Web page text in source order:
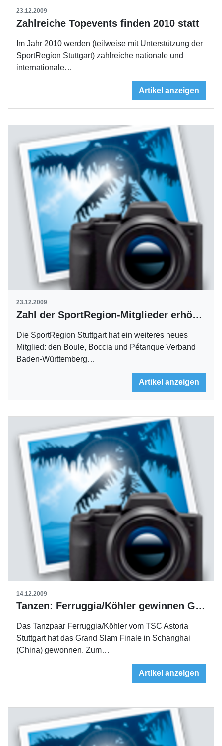
23.12.2009
Zahlreiche Topevents finden 2010 statt
Im Jahr 2010 werden (teilweise mit Unterstützung der
SportRegion Stuttgart) zahlreiche nationale und
internationale…
Artikel anzeigen
23.12.2009
Zahl der SportRegion-Mitglieder erhöht sich auf 89
Die SportRegion Stuttgart hat ein weiteres neues
Mitglied: den Boule, Boccia und Pétanque Verband
Baden-Württemberg…
Artikel anzeigen
14.12.2009
Tanzen: Ferruggia/Köhler gewinnen Grand Slam Finale
Das Tanzpaar Ferruggia/Köhler vom TSC Astoria
Stuttgart hat das Grand Slam Finale in Schanghai
(China) gewonnen. Zum…
Artikel anzeigen